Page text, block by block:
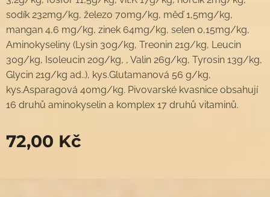
sodík 232mg/kg, železo 70mg/kg, měď 1,5mg/kg,
mangan 4,6 mg/kg, zinek 64mg/kg, selen 0,15mg/kg,
Aminokyseliny (Lysin 30g/kg, Treonin 21g/kg, Leucin
30g/kg, Isoleucin 20g/kg, , Valin 26g/kg, Tyrosin 13g/kg,
Glycin 21g/kg ad..), kys.Glutamanová 56 g/kg,
kys.Asparagová 40mg/kg. Pivovarské kvasnice obsahují
16 druhů aminokyselin a komplex 17 druhů vitaminů.
72,00 Kč